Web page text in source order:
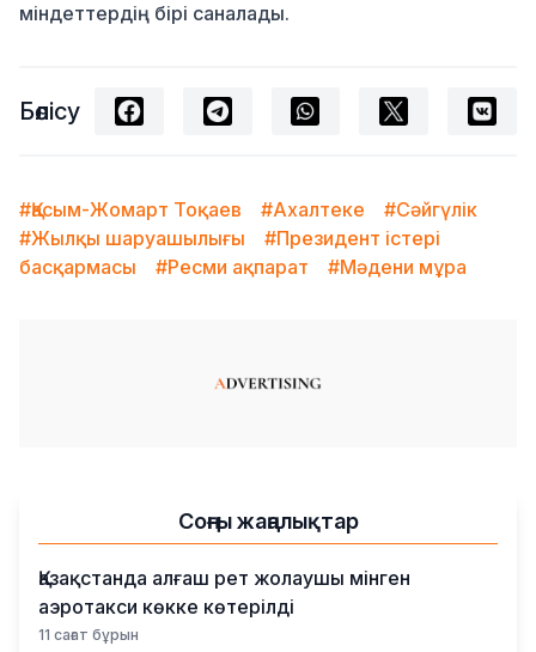
міндеттердің бірі саналады.
Бөлісу
#Қасым-Жомарт Тоқаев #Ахалтеке
#Сәйгүлік
#Жылқы шаруашылығы
#Президент істері
басқармасы
#Ресми ақпарат #Мәдени мұра
Соңғы жаңалықтар
Қазақстанда алғаш рет жолаушы мінген
аэротакси көкке көтерілді
11 сағат бұрын